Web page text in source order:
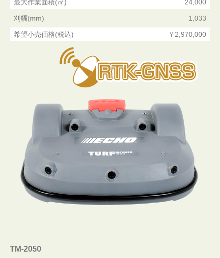
最大作業面積(㎡) 24,000
刈幅(mm) 1,033
希望小売価格(税込) ￥2,970,000
TM-2050